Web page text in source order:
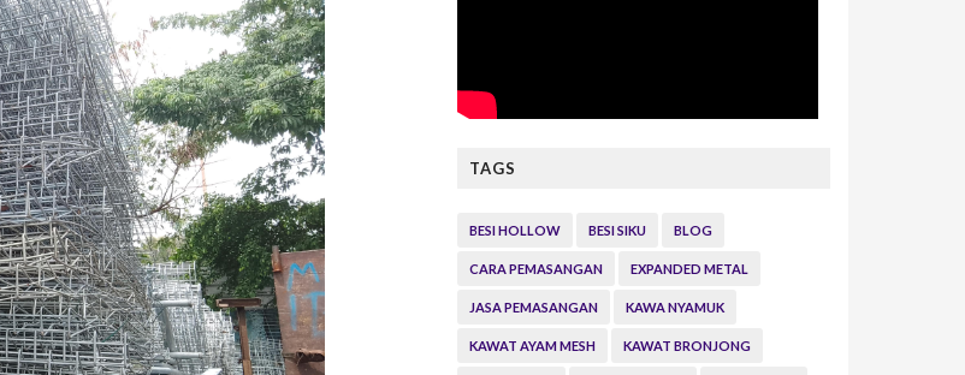
TAGS
BESI HOLLOW BESI SIKU BLOG
CARA PEMASANGAN EXPANDED METAL
JASA PEMASANGAN KAWA NYAMUK
KAWAT AYAM MESH KAWAT BRONJONG